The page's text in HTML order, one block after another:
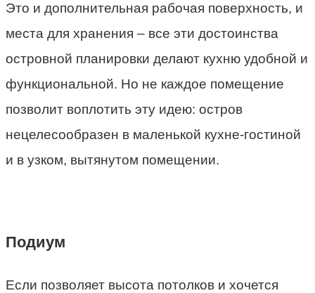
Это и дополнительная рабочая поверхность, и
места для хранения – все эти достоинства
островной планировки делают кухню удобной и
функциональной. Но не каждое помещение
позволит воплотить эту идею: остров
нецелесообразен в маленькой кухне-гостиной
и в узком, вытянутом помещении.
Подиум
Если позволяет высота потолков и хочется